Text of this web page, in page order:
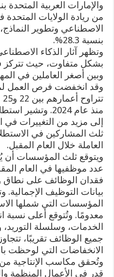
من ريادة الولايات المتحدة
بنسبة 28.3%.
وتظهر آثار الذكاء
بشكل متفاوت، حيث
وبين أصغر العاملين في
وقد انخفضت فرص العمل
منذ عام 2024.
إلى مزيد من التغييرات في
ثلث المشاركين في
العاملة خلال العام المقبل.
ويتوقع ثلث المؤسسات أن
عدد موظفيها في العام
فقدان الوظائف على نطاق
بيانات التوظيف
المؤسسات التي شملها
معدومًا. وتُتوقع أعلى
الخدمات، وسلسلة
جميع الوظائف تقريبًا،
الانخفاضات التي لوحظت
وتُحقق مكاسب الإنتاجية من
قدر في الأعمال المنظمة